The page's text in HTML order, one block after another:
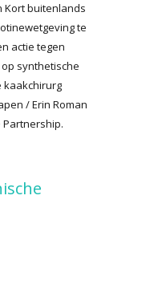
Kort buitenlands
te
actie tegen
synthetische
kaakchirurg
/ Erin Roman
Partnership.